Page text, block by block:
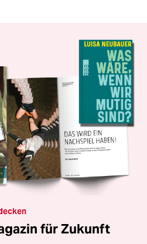
für Zukunft